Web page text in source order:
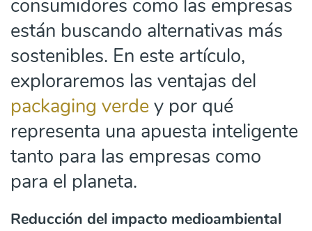
consumidores como las empresas
están buscando alternativas más
sostenibles. En este artículo,
exploraremos las ventajas del
packaging verdey por qué
representa una apuesta inteligente
tanto para las empresas como
para el planeta.
Reducción del impacto medioambiental